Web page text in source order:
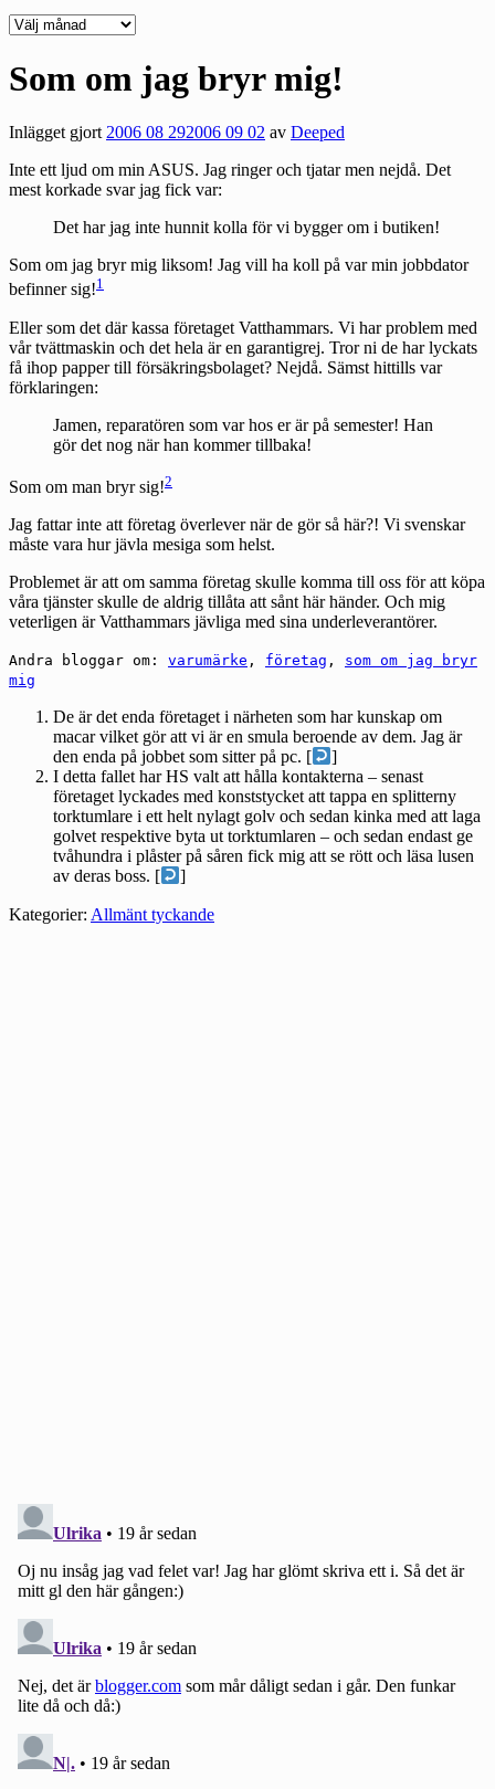
Deepedition
Som om jag bryr mig!
Inlägget gjort2006 08 292006 09 02 av Deeped
Inte ett ljud om min ASUS. Jag ringer och tjatar men nejdå. Det
mest korkade svar jag fick var:
Det har jag inte hunnit kolla för vi bygger om i butiken!
Som om jag bryr mig liksom! Jag vill ha koll på var min jobbdator
befinner sig!1
Eller som det där kassa företaget Vatthammars. Vi har problem med
vår tvättmaskin och det hela är en garantigrej. Tror ni de har lyckats
få ihop papper till försäkringsbolaget? Nejdå. Sämst hittills var
förklaringen:
Jamen, reparatören som var hos er är på semester! Han
gör det nog när han kommer tillbaka!
Som om man bryr sig!2
Jag fattar inte att företag överlever när de gör så här?! Vi svenskar
måste vara hur jävla mesiga som helst.
Problemet är att om samma företag skulle komma till oss för att köpa
våra tjänster skulle de aldrig tillåta att sånt här händer. Och mig
veterligen är Vatthammars jävliga med sina underleverantörer.
Andra bloggar om: varumärke , företag , som om jag bryr
mig
De är det enda företaget i närheten som har kunskap om
macar vilket gör att vi är en smula beroende av dem. Jag är
den enda på jobbet som sitter på pc. [
]
I detta fallet har HS valt att hålla kontakterna – senast
företaget lyckades med konststycket att tappa en splitterny
torktumlare i ett helt nylagt golv och sedan kinka med att laga
golvet respektive byta ut torktumlaren – och sedan endast ge
tvåhundra i plåster på såren fick mig att se rött och läsa lusen
av deras boss. [
]
Kategorier: Allmänt tyckande